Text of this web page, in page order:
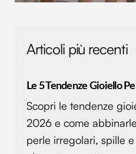
Articoli più recenti
Le 5 Tendenze Gioiello
Scopri le tendenze
2026 e come
perle irregolari, spille